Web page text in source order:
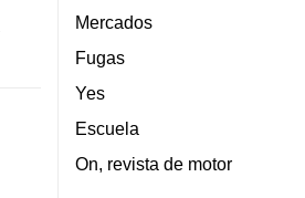
Mercados
Fugas
Yes
Escuela
On, revista de motor